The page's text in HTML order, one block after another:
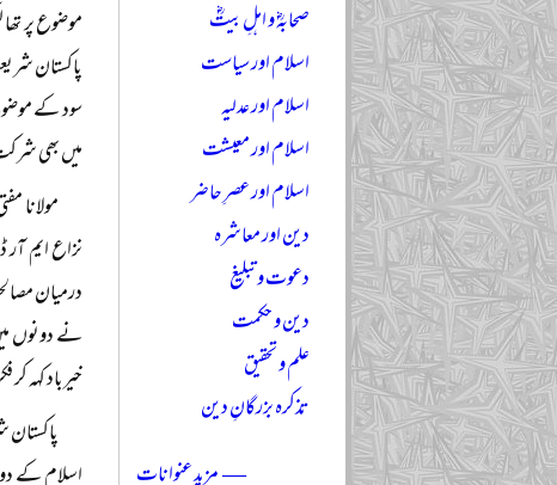
موضوع پر
پاکستان
سود کے
میں بھی
مولانا
نزاع ایم
درمیان
نے دونوں
خیرباد کہہ
صحابہؓ و اہلِ بیتؓ
اسلام اور سیاست
اسلام اور عدلیہ
اسلام اور معیشت
اسلام اور عصرِ حاضر
دین اور معاشرہ
دعوت و تبلیغ
دین و حکمت
علم و تحقیق
تذکرہ بزرگانِ دین
— مزید عنوانات